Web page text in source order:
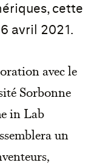
cette
avril 2021.
avec le
Sorbonne
in Lab
un